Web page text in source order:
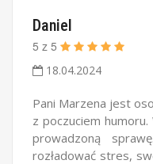
Daniel
5 z 5
18.04.2024
Pani Marzena jest
z poczuciem humoru.
prowadzoną
rozładować stres,